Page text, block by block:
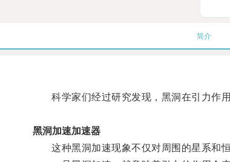
简介
科学家们经过研究发现，黑洞在引力作用
黑洞加速加速器
这种黑洞加速现象不仅对周围的星系和恒